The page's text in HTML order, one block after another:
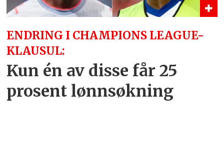
ENDRING I CHAMPIONS LEAGUE-
KLAUSUL:
Kun én av disse får 25
prosent lønnsøkning